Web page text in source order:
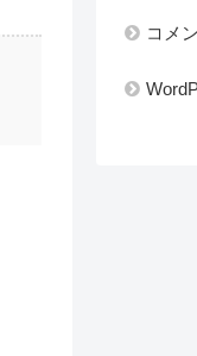
コメ